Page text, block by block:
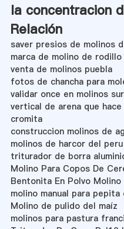
la concentracion
Relación
saver presios de molinos
marca de molino de rodillo
venta de molinos puebla
fotos de chancha para
validar once en molinos
vertical de arena que
cromita
construccion molinos de
molinos de harcor del peru
triturador de borra
Molino Para Copos De
Bentonita En Polvo Molino
molino manual para pepita
Molino de pulido del maíz
molinos para pastura